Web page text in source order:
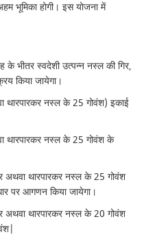
भूमिका होगी। इस योजना में
के भीतर स्वदेशी उत्पन्न नस्ल की गिर,
किया जायेगा।
थारपारकर नस्ल के 25 गोवंश) इकाई
थारपारकर नस्ल के 25 गोवंश के
अथवा थारपारकर नस्ल के 25 गोवंश
पर आगणन किया जायेगा।
अथवा थारपारकर नस्ल के 20 गोवंश